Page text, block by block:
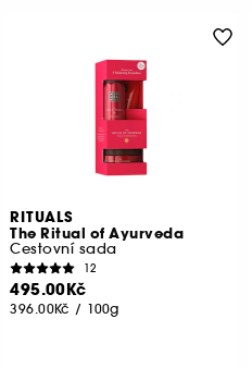
RITUALS
The Ritual of Ayurveda
Cestovní sada
12
495.00Kč
396.00Kč / 100g